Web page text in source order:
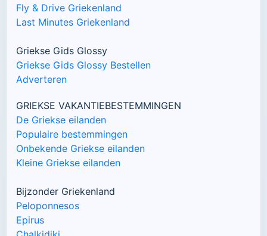
Fly & Drive Griekenland
Last Minutes Griekenland
Griekse Gids Glossy
Griekse Gids Glossy Bestellen
Adverteren
GRIEKSE VAKANTIEBESTEMMINGEN
De Griekse eilanden
Populaire bestemmingen
Onbekende Griekse eilanden
Kleine Griekse eilanden
Bijzonder Griekenland
Peloponnesos
Epirus